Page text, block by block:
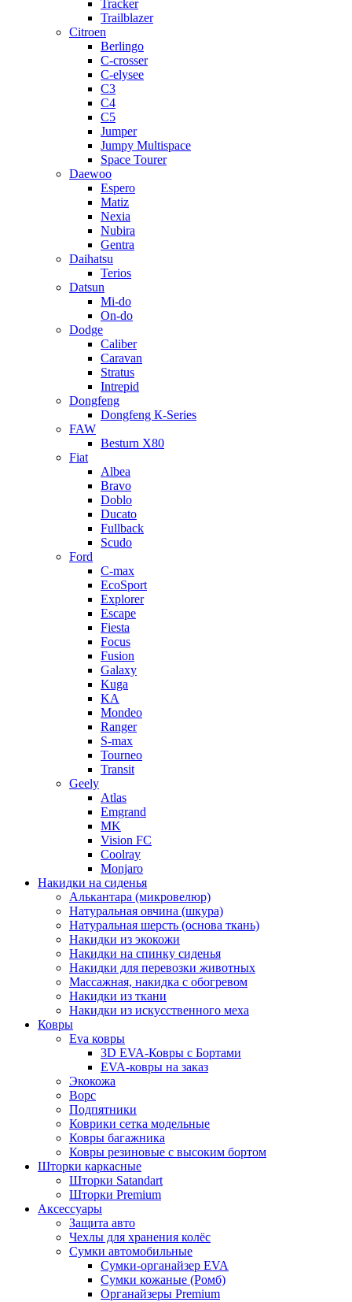
Tracker
Trailblazer
Citroen
Berlingo
C-crosser
C-elysee
C3
C4
C5
Jumper
Jumpy Multispace
Space Tourer
Daewoo
Espero
Matiz
Nexia
Nubira
Gentra
Daihatsu
Terios
Datsun
Mi-do
On-do
Dodge
Caliber
Caravan
Stratus
Intrepid
Dongfeng
Dongfeng К-Series
FAW
Besturn Х80
Fiat
Albea
Bravo
Doblo
Ducato
Fullback
Scudo
Ford
C-max
EcoSport
Explorer
Escape
Fiesta
Focus
Fusion
Galaxy
Kuga
KA
Mondeo
Ranger
S-max
Tourneo
Transit
Geely
Atlas
Emgrand
MK
Vision FC
Coolray
Monjaro
Накидки на сиденья
Алькантара (микровелюр)
Натуральная овчина (шкура)
Натуральная шерсть (основа ткань)
Накидки из экокожи
Накидки на спинку сиденья
Накидки для перевозки животных
Массажная, накидка с обогревом
Накидки из ткани
Накидки из искусственного меха
Ковры
Eva ковры
3D EVA-Ковры с Бортами
EVA-ковры на заказ
Экокожа
Ворс
Подпятники
Коврики сетка модельные
Ковры багажника
Ковры резиновые с высоким бортом
Шторки каркасные
Шторки Satandart
Шторки Premium
Аксессуары
Защита авто
Чехлы для хранения колёс
Сумки автомобильные
Сумки-органайзер EVA
Сумки кожаные (Ромб)
Органайзеры Premium